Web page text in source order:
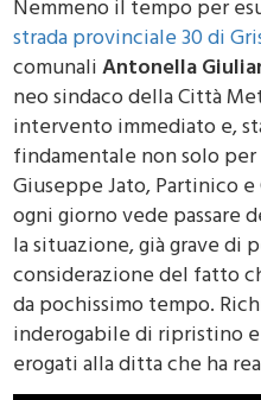
Nemmeno il tempo per
strada provinciale 30 di
comunaliAntonella
neo sindaco della Città
intervento immediato e,
findamentale non solo
Giuseppe Jato, Partinico
ogni giorno vede passare
la situazione, già grave di
considerazione del fatto
da pochissimo tempo.
inderogabile di ripristino
erogati alla ditta che ha